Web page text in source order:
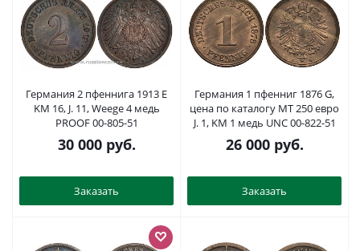
Германия 2 пфеннига 1913 E
KM 16, J. 11, Weege 4 медь
PROOF 00-805-51
30 000руб.
Заказать
Германия 1 пфенниг 1876 G,
цена по каталогу МТ 250 евро
J. 1, KM 1 медь UNC 00-822-51
26 000руб.
Заказать